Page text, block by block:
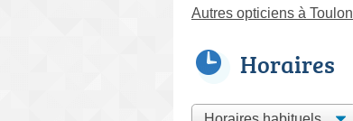
Autres opticiens à Toulon
Horaires